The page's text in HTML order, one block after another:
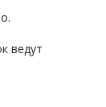
ведут